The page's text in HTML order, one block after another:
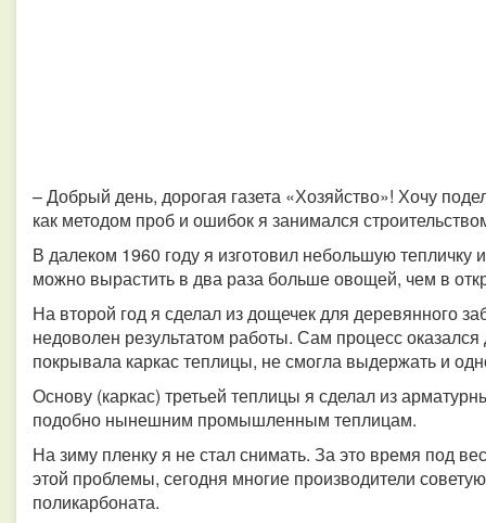
– Добрый день, дорогая газета «Хозяйство»! Хочу
как методом проб и ошибок я занимался
В далеком 1960 году я изготовил небольшую тепличку
можно вырастить в два раза больше овощей, чем в
На второй год я сделал из дощечек для деревянного
недоволен результатом работы. Сам процесс
покрывала каркас теплицы, не смогла выдержать и
Основу (каркас) третьей теплицы я сделал из
подобно нынешним промышленным теплицам.
На зиму пленку я не стал снимать. За это время под
этой проблемы, сегодня многие производители
поликарбоната.